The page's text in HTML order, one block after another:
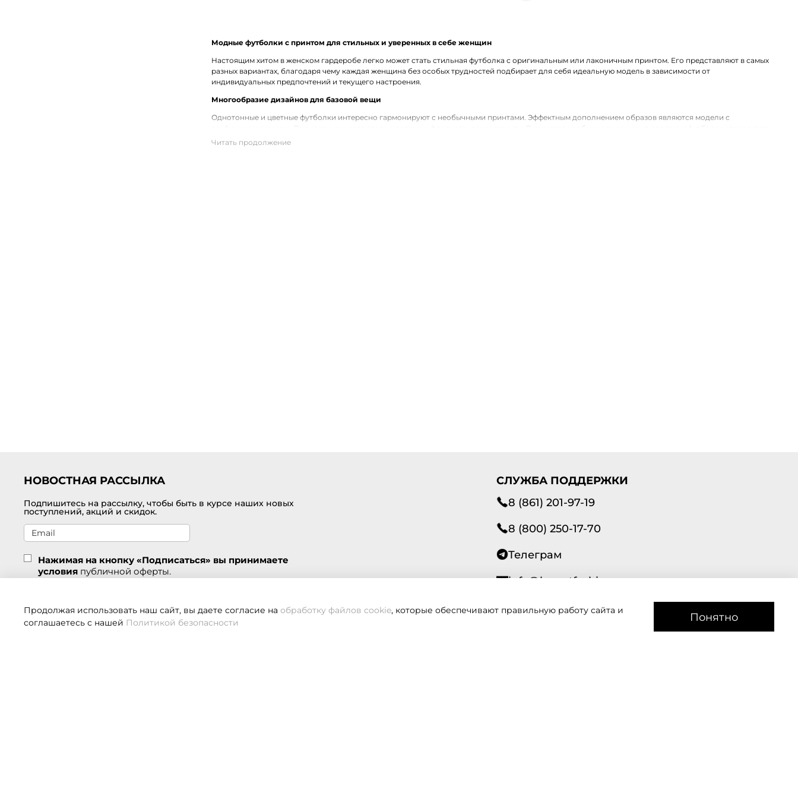
Модные футболки с принтом для стильных и уверенных в себе женщин
Настоящим хитом в женском гардеробе легко может стать стильная футболка с оригинальным или лаконичным принтом. Его представляют в самых
разных вариантах, благодаря чему каждая женщина без особых трудностей подбирает для себя идеальную модель в зависимости от
индивидуальных предпочтений и текущего настроения.
Многообразие дизайнов для базовой вещи
Однотонные и цветные футболки интересно гармонируют с необычными принтами. Эффектным дополнением образов являются модели с
декорирование их основного рисунка пайетками и бисером.
НОВОСТНАЯ РАССЫЛКА
Подпишитесь на рассылку, чтобы быть в курсе наших новых
поступлений, акций и скидок.
Нажимая на кнопку «Подписаться» вы принимаете
условия публичной оферты.
СЛУЖБА ПОДДЕРЖКИ
8 (861) 201-97-19
8 (800) 250-17-70
Телеграм
info@lavantfashion.ru
Всегда рады помочь!
Продолжая использовать наш сайт, вы даете согласие на обработку файлов cookie, которые обеспечивают правильную работу сайта и
соглашаетесь с нашей Политикой безопасности Понятно